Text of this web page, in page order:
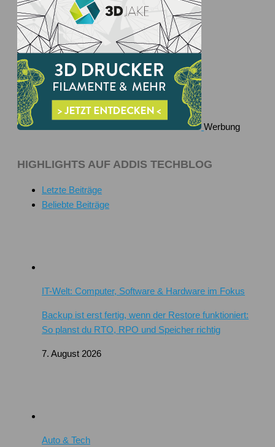
Werbung
HIGHLIGHTS AUF ADDIS TECHBLOG
Letzte Beiträge
Beliebte Beiträge
IT-Welt: Computer, Software & Hardware im Fokus
Backup ist erst fertig, wenn der Restore funktioniert:
So planst du RTO, RPO und Speicher richtig
7. August 2026
Auto & Tech